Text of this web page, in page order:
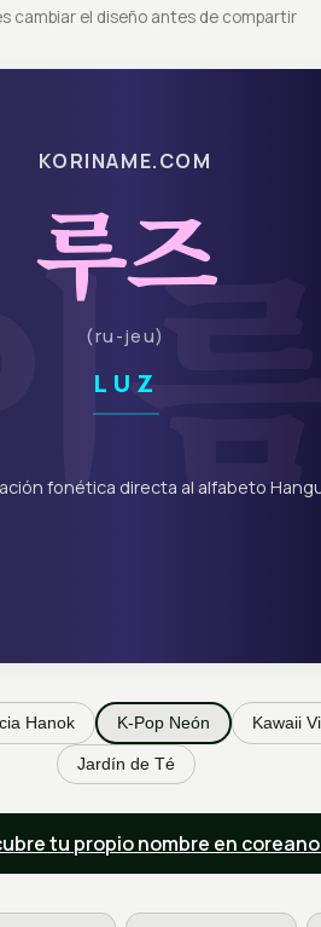
cambiar el diseño antes de compartir
이름
KORINAME.COM
루즈
(ru-jeu)
LUZ
fonética directa al alfabeto
Hanok K-Pop Neón Kawaii
Jardín de Té
tu propio nombre en